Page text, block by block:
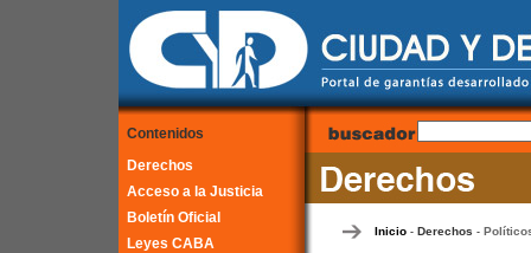
Contenidos
Derechos
Acceso a la Justicia
Boletín Oficial
Leyes CABA
Inicio- Derechos -